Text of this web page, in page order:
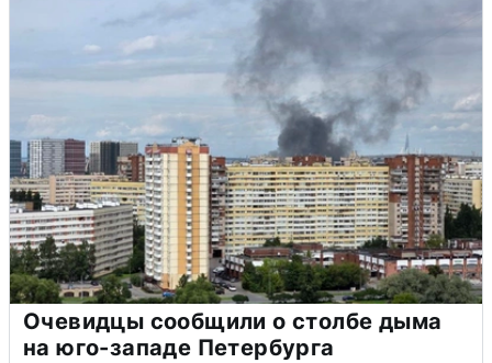
Очевидцы сообщили о столбе дыма
на юго-западе Петербурга